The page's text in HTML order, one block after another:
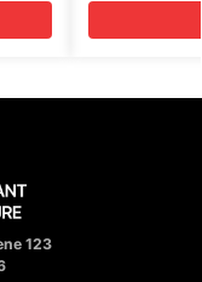
123